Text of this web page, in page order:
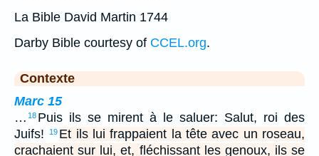
La Bible David Martin 1744
Darby Bible courtesy of CCEL.org.
Contexte
Marc 15
… 18 Puis ils se mirent à le saluer: Salut, roi des
Juifs!
19 Et ils lui frappaient la tête avec un roseau,
crachaient sur lui, et, fléchissant les genoux, ils se